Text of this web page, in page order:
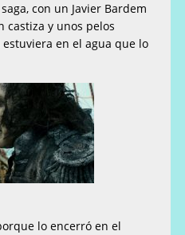
con un Javier Bardem
castiza y unos pelos
en el agua que lo
lo encerró en el